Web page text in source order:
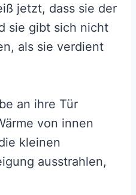
jetzt, dass sie der
sie gibt sich nicht
als sie verdient
an ihre Tür
von innen
kleinen
ausstrahlen,